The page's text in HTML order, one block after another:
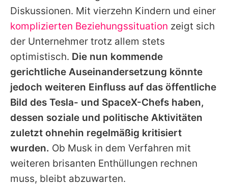
Diskussionen. Mit vierzehn Kindern und einer
komplizierten Beziehungssituation zeigt sich
der Unternehmer trotz allem stets
optimistisch. Die nun kommende
gerichtliche Auseinandersetzung könnte
jedoch weiteren Einfluss auf das öffentliche
Bild des Tesla- und SpaceX-Chefs haben,
dessen soziale und politische Aktivitäten
zuletzt ohnehin regelmäßig kritisiert
wurden. Ob Musk in dem Verfahren mit
weiteren brisanten Enthüllungen rechnen
muss, bleibt abzuwarten.